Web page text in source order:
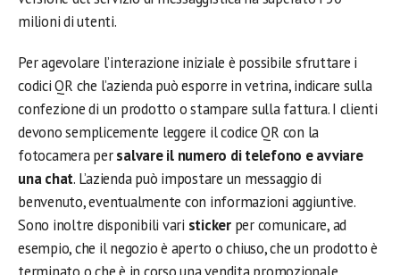
milioni di utenti.
Per agevolare l’interazione iniziale è possibile sfruttare i
codici QR che l’azienda può esporre in vetrina, indicare sulla
confezione di un prodotto o stampare sulla fattura. I clienti
devono semplicemente leggere il codice QR con la
fotocamera persalvare il numero di telefono e avviare
una chat. L’azienda può impostare un messaggio di
benvenuto, eventualmente con informazioni aggiuntive.
Sono inoltre disponibili vari stickerper comunicare, ad
esempio, che il negozio è aperto o chiuso, che un prodotto è